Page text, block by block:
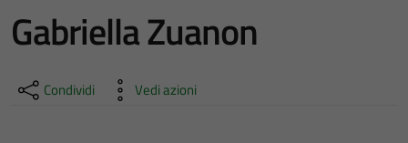
Gabriella Zuanon
Condividi Vedi azioni